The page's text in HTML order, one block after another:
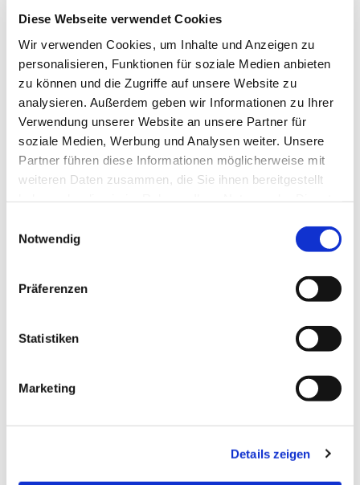
Diese Webseite verwendet Cookies
Wir verwenden Cookies, um Inhalte und Anzeigen zu
personalisieren, Funktionen für soziale Medien anbieten
zu können und die Zugriffe auf unsere Website zu
analysieren. Außerdem geben wir Informationen zu Ihrer
Verwendung unserer Website an unsere Partner für
soziale Medien, Werbung und Analysen weiter. Unsere
Partner führen diese Informationen möglicherweise mit
weiteren Daten zusammen, die Sie ihnen bereitgestellt
Notwendig
Präferenzen
Statistiken
Marketing
Details zeigen
Dies könnte Sie auch
interessieren